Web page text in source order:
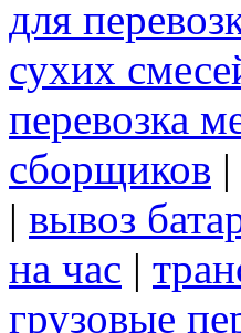
для
сухих
перевозка
сборщиков |
| вывоз
на час |
грузовые